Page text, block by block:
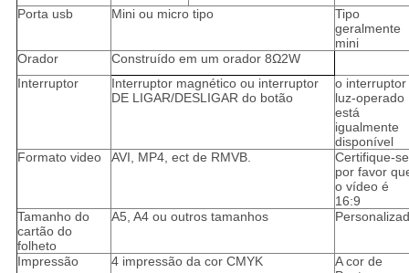
Porta usb
Mini ou micro tipo
Tipo
geralmente
mini
Orador
Construído em um orador 8Ω2W
Interruptor
Interruptor magnético ou interruptor
DE LIGAR/DESLIGAR do botão
o interruptor
luz-operado
está
igualmente
disponível
Formato video
AVI, MP4, ect de RMVB.
Certifique-se
por favor
o vídeo é
16:9
Tamanho do
cartão do
folheto
A5, A4 ou outros tamanhos
Impressão 4 impressão da cor CMYK
A cor de